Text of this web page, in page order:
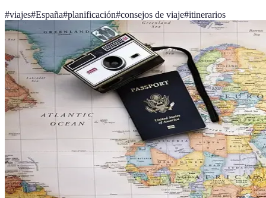
#viajes#España#planificación#consejos de viaje#itinerarios